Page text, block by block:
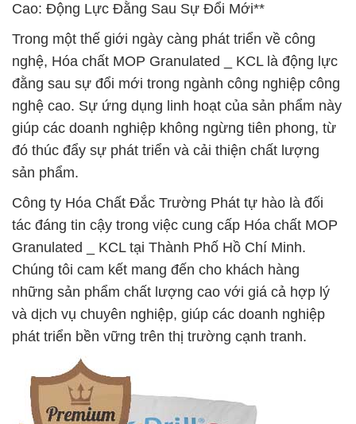
Cao: Động Lực Đằng Sau Sự Đổi Mới**
Trong một thế giới ngày càng phát triển về công
nghệ, Hóa chất MOP Granulated _ KCL là động lực
đằng sau sự đổi mới trong ngành công nghiệp công
nghệ cao. Sự ứng dụng linh hoạt của sản phẩm này
giúp các doanh nghiệp không ngừng tiên phong, từ
đó thúc đẩy sự phát triển và cải thiện chất lượng
sản phẩm.
Công ty Hóa Chất Đắc Trường Phát tự hào là đối
tác đáng tin cậy trong việc cung cấp Hóa chất MOP
Granulated _ KCL tại Thành Phố Hồ Chí Minh.
Chúng tôi cam kết mang đến cho khách hàng
những sản phẩm chất lượng cao với giá cả hợp lý
và dịch vụ chuyên nghiệp, giúp các doanh nghiệp
phát triển bền vững trên thị trường cạnh tranh.